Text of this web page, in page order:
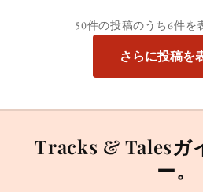
50件の投稿のうち6件を
さらに投稿を
Tracks & Talesガ
ー。